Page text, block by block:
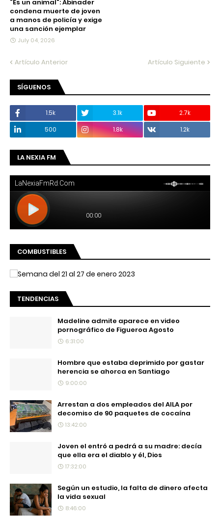
“Es un animal”: Abinader
condena muerte de joven
a manos de policía y exige
una sanción ejemplar
July 04, 2026
Artículo Anterior Artículo Siguiente
SÍGUENOS
1.5k 3.1k
2.7k
500
1.8k 1.2k
LA NEXIA FM
COMBUSTIBLES
TENDENCIAS
Madeline admite aparece en video
pornográfico de Figueroa Agosto
6:31:00
Hombre que estaba deprimido por gastar
herencia se ahorca en Santiago
9:00:00
Arrestan a dos empleados del AILA por
decomiso de 90 paquetes de cocaína
13:42:00
Joven el entró a pedrá a su madre: decía
que ella era el diablo y él, Dios
17:32:00
Según un estudio, la falta de dinero afecta
la vida sexual
8:46:00